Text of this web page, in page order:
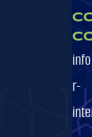
r-